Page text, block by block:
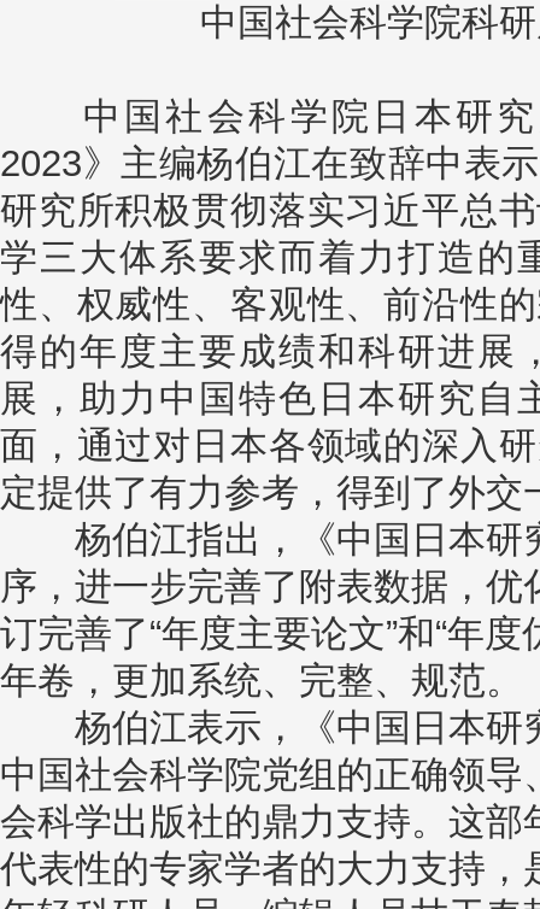
中国社会科学院科
中国社会科学院日本研究
2023》主编杨伯江在致辞中表
研究所积极贯彻落实习近平总
学三大体系要求而着力打造的
性、权威性、客观性、前沿性
得的年度主要成绩和科研进展
展，助力中国特色日本研究自
面，通过对日本各领域的深入
定提供了有力参考，得到了外
杨伯江指出，《中国日本研
序，进一步完善了附表数据，
订完善了“年度主要论文”和“年
年卷，更加系统、完整、规范。
杨伯江表示，《中国日本研
中国社会科学院党组的正确领
会科学出版社的鼎力支持。这
代表性的专家学者的大力支持